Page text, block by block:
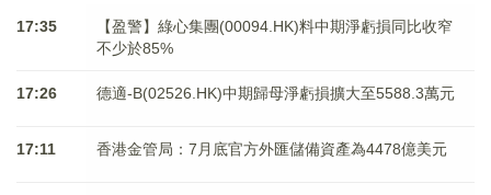
17:35
【盈警】綠心集團(00094.HK)料中期淨虧損同比收窄
不少於85%
17:26 德適-B(02526.HK)中期歸母淨虧損擴大至5588.3萬元
17:11 香港金管局：7月底官方外匯儲備資產為4478億美元